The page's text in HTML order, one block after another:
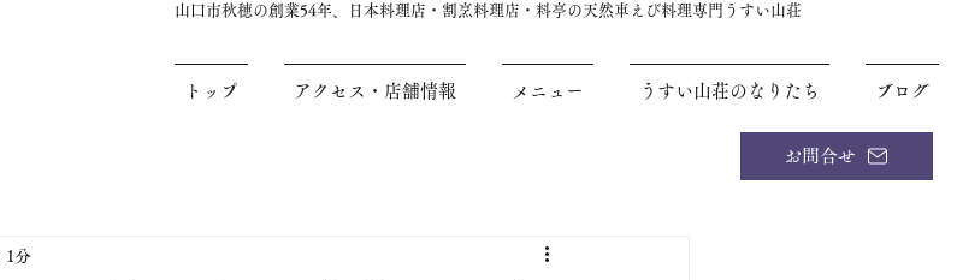
お問合せ
山口市秋穂の創業54年、日本料理店・割烹料理店・料亭の天然車えび料理専門うすい山荘
トップ アクセス・店舗情報 メニュー うすい山荘のなりたち ブログ
1分